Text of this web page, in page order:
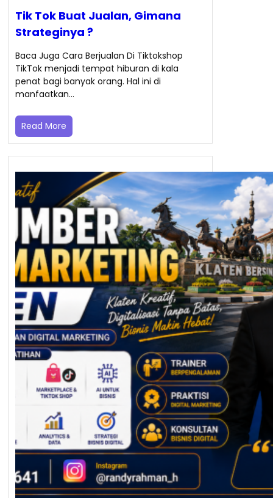
Tik Tok Buat Jualan, Gimana
Strateginya ?
Baca Juga Cara Berjualan Di Tiktokshop
TikTok menjadi tempat hiburan di kala
penat bagi banyak orang. Hal ini di
manfaatkan…
Read More